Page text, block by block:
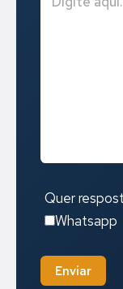
Quer
Whatsapp
Enviar